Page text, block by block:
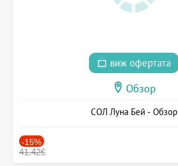
виж офертата
Обзор
СОЛ Луна Бей - Обзор
-15%
41.42€